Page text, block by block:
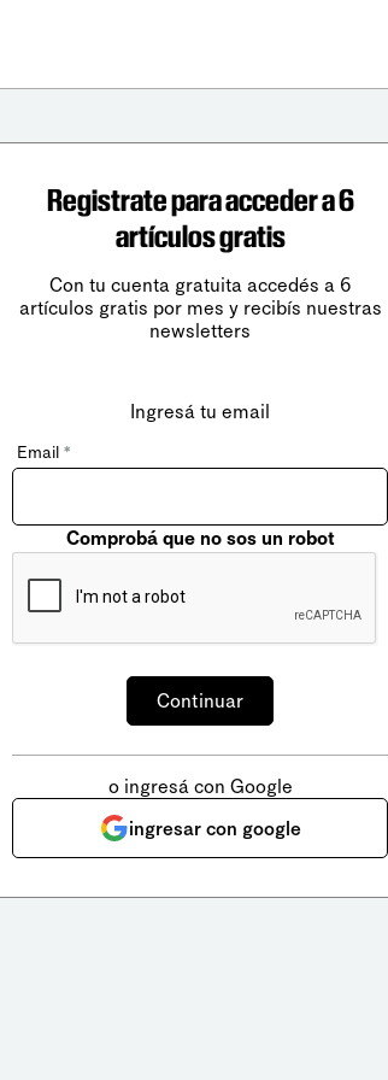
Registrate para acceder a 6
artículos gratis
Con tu cuenta gratuita accedés a 6
artículos gratis por mes y recibís nuestras
newsletters
Ingresá tu email
Email *
Comprobá que no sos un robot
o ingresá con Google
ingresar con google